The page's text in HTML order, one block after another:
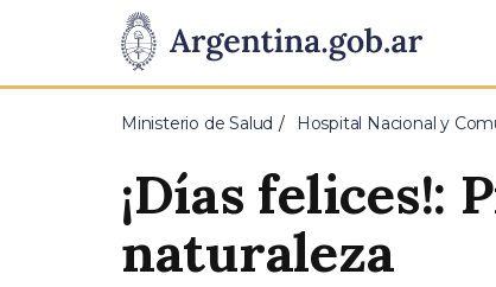
Presidencia
de
Pasar al contenido principal
Ministerio de Salud Hospital Nacional y
¡Días felices!:
naturaleza